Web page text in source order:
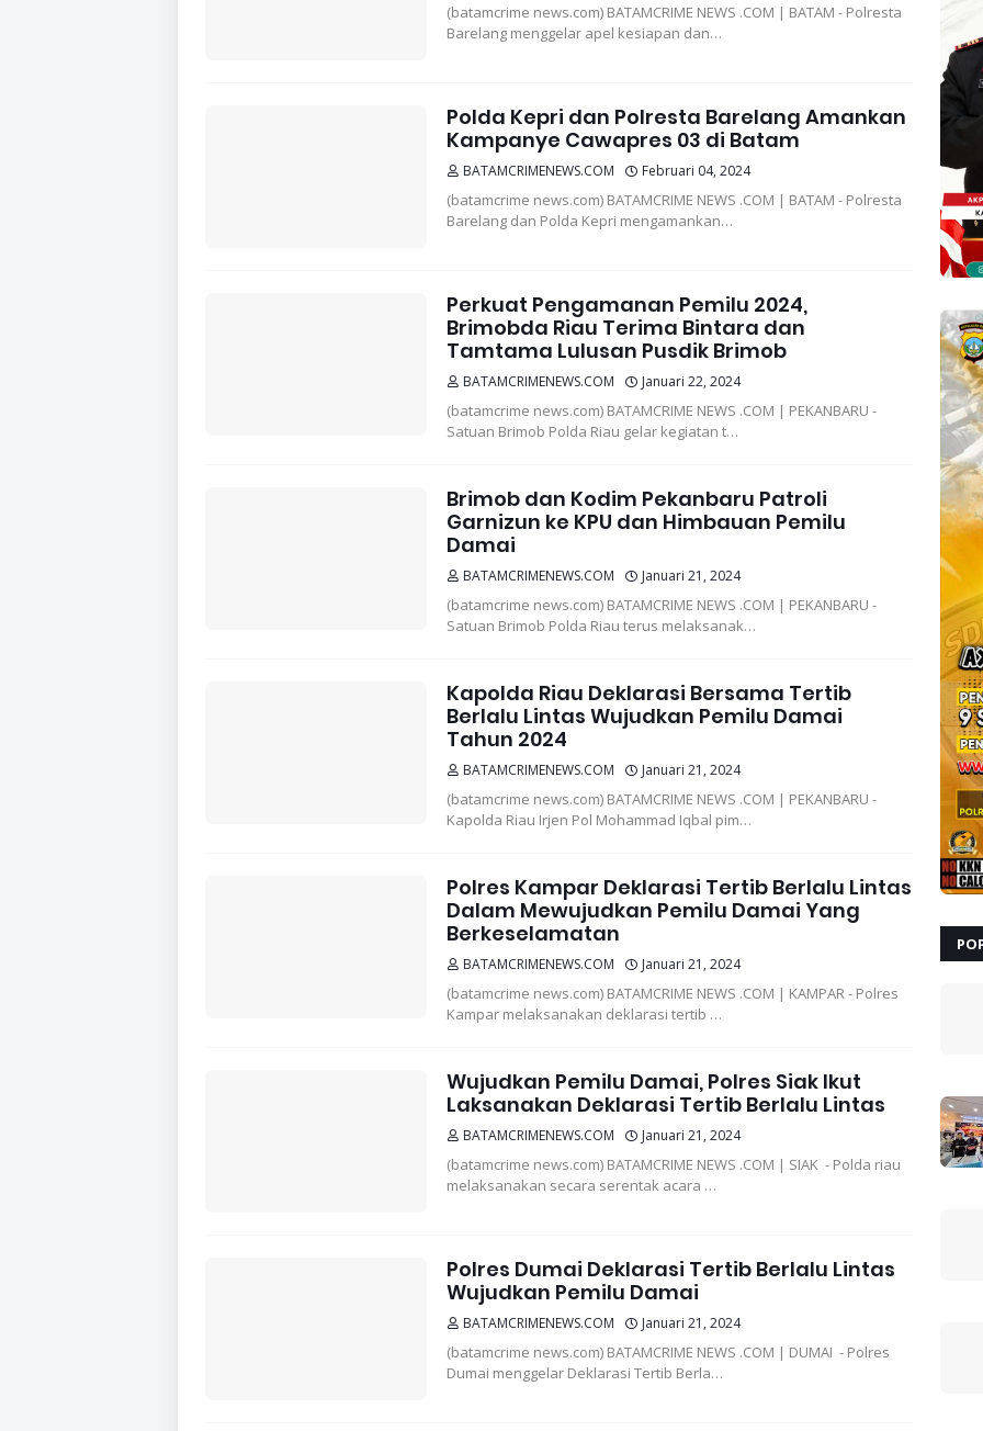
(batamcrime news.com) BATAMCRIME NEWS .COM | BATAM - Polresta
Barelang menggelar apel kesiapan dan…
Polda Kepri dan Polresta Barelang Amankan
Kampanye Cawapres 03 di Batam
BATAMCRIMENEWS.COM Februari 04, 2024
(batamcrime news.com) BATAMCRIME NEWS .COM | BATAM - Polresta
Barelang dan Polda Kepri mengamankan…
Perkuat Pengamanan Pemilu 2024,
Brimobda Riau Terima Bintara dan
Tamtama Lulusan Pusdik Brimob
BATAMCRIMENEWS.COM Januari 22, 2024
(batamcrime news.com) BATAMCRIME NEWS .COM | PEKANBARU -
Satuan Brimob Polda Riau gelar kegiatan t…
Brimob dan Kodim Pekanbaru Patroli
Garnizun ke KPU dan Himbauan Pemilu
Damai
BATAMCRIMENEWS.COM Januari 21, 2024
(batamcrime news.com) BATAMCRIME NEWS .COM | PEKANBARU -
Satuan Brimob Polda Riau terus melaksanak…
Kapolda Riau Deklarasi Bersama Tertib
Berlalu Lintas Wujudkan Pemilu Damai
Tahun 2024
BATAMCRIMENEWS.COM Januari 21, 2024
(batamcrime news.com) BATAMCRIME NEWS .COM | PEKANBARU -
Kapolda Riau Irjen Pol Mohammad Iqbal pim…
Polres Kampar Deklarasi Tertib Berlalu Lintas
Dalam Mewujudkan Pemilu Damai Yang
Berkeselamatan
BATAMCRIMENEWS.COM Januari 21, 2024
(batamcrime news.com) BATAMCRIME NEWS .COM | KAMPAR - Polres
Kampar melaksanakan deklarasi tertib …
Wujudkan Pemilu Damai, Polres Siak Ikut
Laksanakan Deklarasi Tertib Berlalu Lintas
BATAMCRIMENEWS.COM Januari 21, 2024
(batamcrime news.com) BATAMCRIME NEWS .COM | SIAK - Polda riau
melaksanakan secara serentak acara …
Polres Dumai Deklarasi Tertib Berlalu Lintas
Wujudkan Pemilu Damai
BATAMCRIMENEWS.COM Januari 21, 2024
(batamcrime news.com) BATAMCRIME NEWS .COM | DUMAI - Polres
Dumai menggelar Deklarasi Tertib Berla…